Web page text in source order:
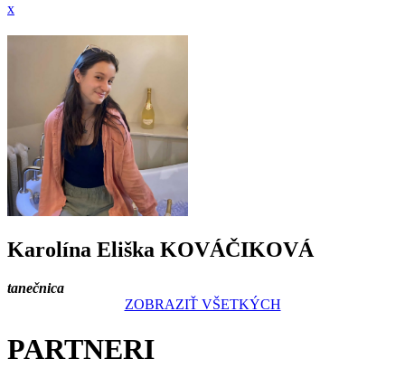
x
Karolína Eliška KOVÁČIKOVÁ
tanečnica
ZOBRAZIŤ VŠETKÝCH
PARTNERI